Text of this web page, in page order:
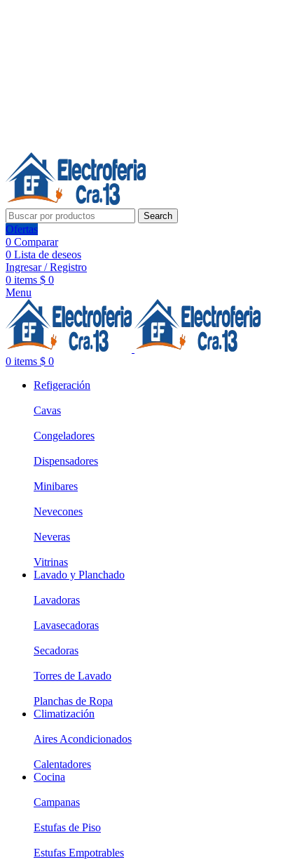
Search
Ofertas
0 Comparar
0 Lista de deseos
Ingresar / Registro
0 items $ 0
Menu
0 items $ 0
Refigeración
Cavas
Congeladores
Dispensadores
Minibares
Nevecones
Neveras
Vitrinas
Lavado y Planchado
Lavadoras
Lavasecadoras
Secadoras
Torres de Lavado
Planchas de Ropa
Climatización
Aires Acondicionados
Calentadores
Cocina
Campanas
Estufas de Piso
Estufas Empotrables